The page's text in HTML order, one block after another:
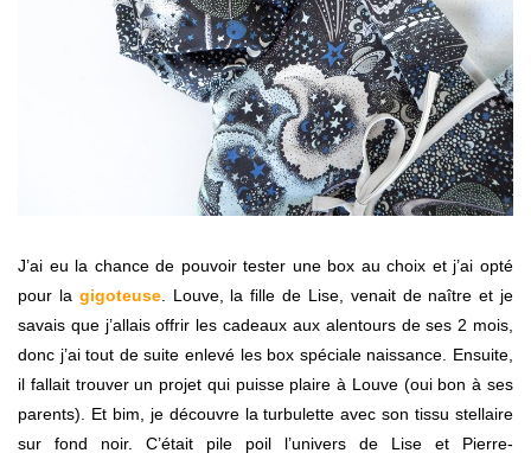
J’ai eu la chance de pouvoir tester une box au choix et j’ai opté
pour la gigoteuse. Louve, la fille de Lise, venait de naître et je
savais que j’allais offrir les cadeaux aux alentours de ses 2 mois,
donc j’ai tout de suite enlevé les box spéciale naissance. Ensuite,
il fallait trouver un projet qui puisse plaire à Louve (oui bon à ses
parents). Et bim, je découvre la turbulette avec son tissu stellaire
sur fond noir. C’était pile poil l’univers de Lise et Pierre-